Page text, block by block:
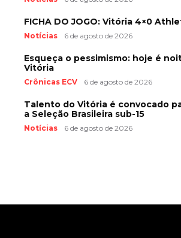
FICHA DO JOGO: Vitória 4×0
Notícias 6 de agosto de 2026
Esqueça o pessimismo: hoje é
Vitória
Crônicas ECV 6 de agosto de 2026
Talento do Vitória é convocado
a Seleção Brasileira sub-15
Notícias 6 de agosto de 2026